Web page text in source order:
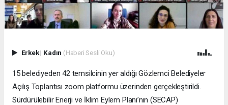
Erkek| Kadın (Haberi Sesli Oku)
15 belediyeden 42 temsilcinin yer aldığı Gözlemci Belediyeler
Açılış Toplantısı zoom platformu üzerinden gerçekleştirildi.
Sürdürülebilir Enerji ve İklim Eylem Planı’nın (SECAP)